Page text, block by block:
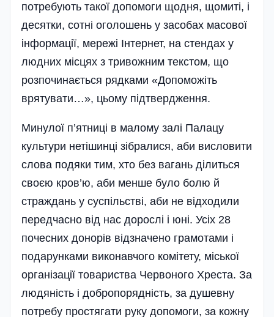
потребують такої допомоги щодня, щомиті, і
десятки, сотні оголошень у засобах масової
інформації, мережі Інтернет, на стендах у
людних місцях з тривожним текстом, що
розпочинається рядками «Допоможіть
врятувати…», цьому підтвердження.
Минулої п’ятниці в малому залі Палацу
культури нетішинці зібралися, аби висловити
слова подяки тим, хто без вагань ділиться
своєю кров’ю, аби менше було болю й
страждань у суспільстві, аби не відходили
передчасно від нас дорослі і юні. Усіх 28
почесних донорів відзначено грамотами і
подарунками виконавчого комітету, міської
організації товариства Червоного Хреста. За
людяність і добропорядність, за душевну
потребу простягати руку допомоги, за кожну